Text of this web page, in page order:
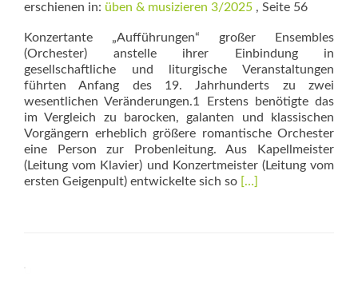
erschienen in: üben & musizieren 3/2025 , Seite 56
Konzertante „Aufführungen“ großer Ensemb­les
(Orchester) anstelle ihrer Einbindung in
gesellschaftliche und liturgische Veranstaltungen
führten Anfang des 19. Jahrhunderts zu zwei
wesentlichen Veränderungen.1 Erstens benötigte das
im Vergleich zu barocken, galanten und klassischen
Vorgängern erheblich größere romantische Orchester
eine Person zur Probenleitung. Aus Kapellmeister
(Leitung vom Klavier) und Konzertmeister (Leitung vom
ersten Geigenpult) entwickelte sich so Read
[…]